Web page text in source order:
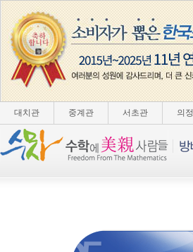
대치관 중계관 서초관 의